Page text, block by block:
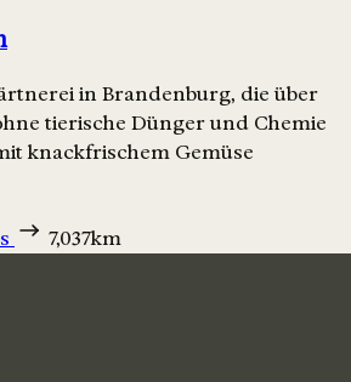
in Brandenburg, die über
tierische Dünger und Chemie
knackfrischem Gemüse
7,037km